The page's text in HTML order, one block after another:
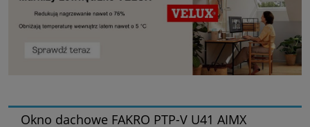
Okno dachowe FAKRO PTP-V U41 AIMX